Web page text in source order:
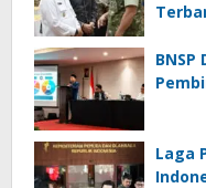
Laga